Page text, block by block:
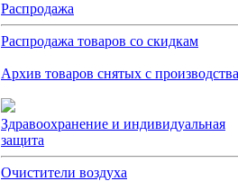
Распродажа
Распродажа товаров со скидкам
Архив товаров снятых с производства
Здравоохранение и индивидуальная
защита
Очистители воздуха